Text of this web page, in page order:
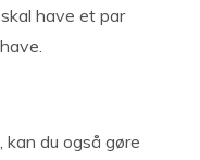
have et par
kan du også gøre